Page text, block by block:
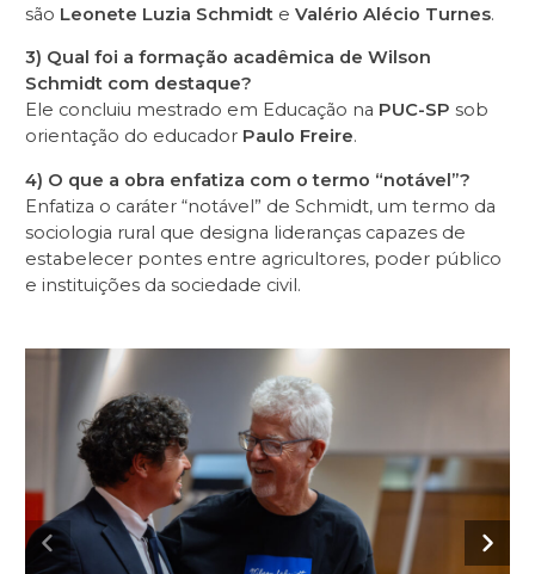
são Leonete Luzia Schmidt e Valério Alécio Turnes.
3) Qual foi a formação acadêmica de Wilson
Schmidt com destaque?
Ele concluiu mestrado em Educação na PUC-SP sob
orientação do educador Paulo Freire.
4) O que a obra enfatiza com o termo “notável”?
Enfatiza o caráter “notável” de Schmidt, um termo da
sociologia rural que designa lideranças capazes de
estabelecer pontes entre agricultores, poder público
e instituições da sociedade civil.